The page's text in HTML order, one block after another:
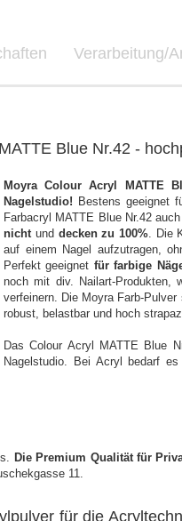
Verarbeitung/
Blue Nr.42 -
Moyra Colour Acryl MATTE
Nagelstudio! Bestens geeignet
Farbacryl MATTE Blue Nr.42
nichtund decken zu 100%. Die
auf einem Nagel aufzutragen,
Perfekt geeignet für farbige
noch mit div. Nailart-
verfeinern. Die Moyra Farb-
robust, belastbar und hoch
Das Colour Acryl MATTE Blue
Nagelstudio. Bei Acryl bedarf
Die Premium Qualität für
11.